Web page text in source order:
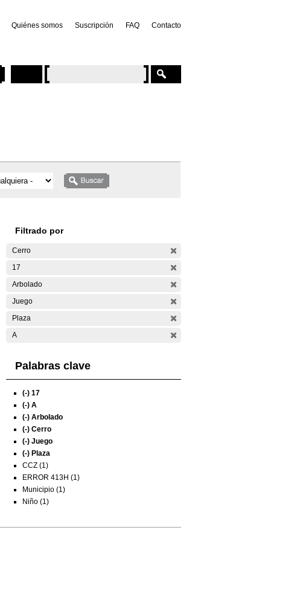
Quiénes somos Suscripción FAQ Contacto
Filtrado por
Cerro
17
Arbolado
Juego
Plaza
A
Palabras clave
(-) 17
(-) A
(-) Arbolado
(-) Cerro
(-) Juego
(-) Plaza
CCZ (1)
ERROR 413H (1)
Municipio (1)
Niño (1)